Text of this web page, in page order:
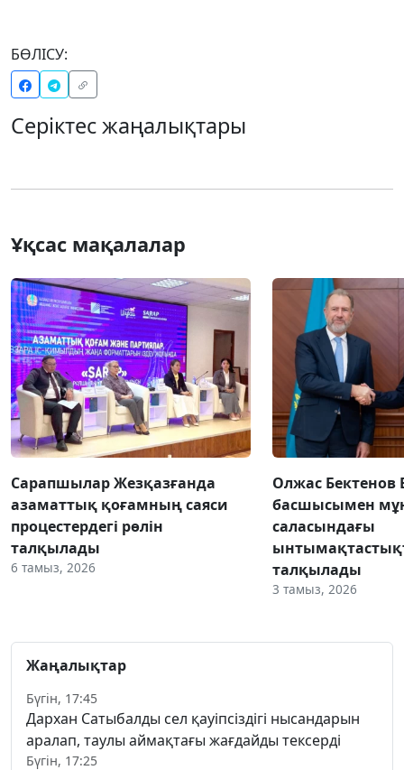
БӨЛІСУ:
Серіктес жаңалықтары
Ұқсас мақалалар
Сарапшылар Жезқазғанда
азаматтық қоғамның саяси
процестердегі рөлін
талқылады
6 тамыз, 2026
Олжас Бектенов
басшысымен
саласындағы
талқылады
3 тамыз, 2026
Жаңалықтар
Бүгін, 17:45
Дархан Сатыбалды сел қауіпсіздігі нысандарын
аралап, таулы аймақтағы жағдайды тексерді
Бүгін, 17:25